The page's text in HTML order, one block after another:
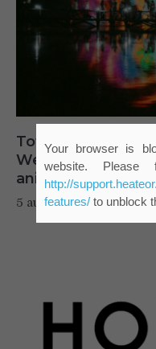
Tot ce trebuie sa
Well 2026.
aniversara de 15
5 august 2026
Your browser is
website. Please
http://
features/to unblock